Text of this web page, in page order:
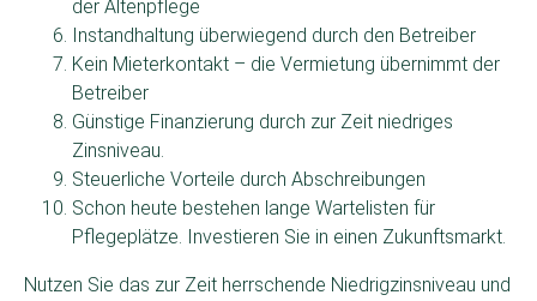
der Altenpflege
Instandhaltung überwiegend durch den Betreiber
Kein Mieterkontakt – die Vermietung übernimmt der
Betreiber
Günstige Finanzierung durch zur Zeit niedriges
Zinsniveau.
Steuerliche Vorteile durch Abschreibungen
Schon heute bestehen lange Wartelisten für
Pflegeplätze. Investieren Sie in einen Zukunftsmarkt.
Nutzen Sie das zur Zeit herrschende Niedrigzinsniveau und